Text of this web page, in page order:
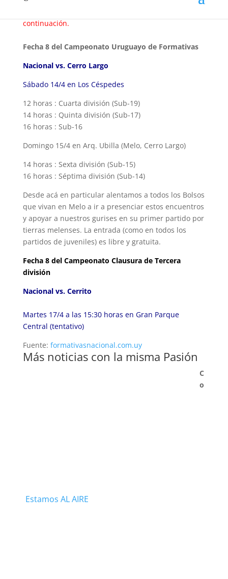
continuación.
Fecha 8 del Campeonato Uruguayo de Formativas
Nacional vs. Cerro Largo
Sábado 14/4 en Los Céspedes
12 horas : Cuarta división (Sub-19)
14 horas : Quinta división (Sub-17)
16 horas : Sub-16
Domingo 15/4 en Arq. Ubilla (Melo, Cerro Largo)
14 horas : Sexta división (Sub-15)
16 horas : Séptima división (Sub-14)
Desde acá en particular alentamos a todos los Bolsos
que vivan en Melo a ir a presenciar estos encuentros
y apoyar a nuestros gurises en su primer partido por
tierras melenses. La entrada (como en todos los
partidos de juveniles) es libre y gratuita.
Fecha 8 del Campeonato Clausura de Tercera
división
Nacional vs. Cerrito
Martes 17/4 a las 15:30 horas en Gran Parque
Central (tentativo)
Fuente: formativasnacional.com.uy
Más noticias con la misma Pasión
Estamos AL AIRE
C
o